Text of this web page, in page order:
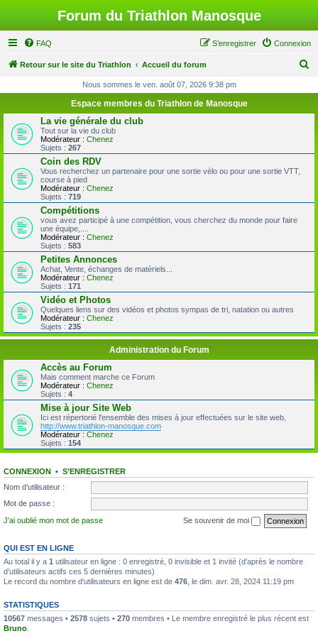
Forum du Triathlon Manosque
FAQ Connexion
S’enregistrer
Retour sur le site du Triathlon Accueil du forum
h
Nous sommes le ven. août 07, 2026 9:38 pm
Espace membres du Triathlon de Manosque
La vie générale du club
Tout sur la vie du club
Modérateur : Chenez
Sujets : 267
Coin des RDV
Vous recherchez un partenaire pour une sortie vélo ou pour une sortie VTT,
course à pied
Modérateur : Chenez
Sujets : 719
Compétitions
vous avez participé à une compétition, vous cherchez du monde pour faire
une équipe,....
Modérateur : Chenez
Sujets : 583
Petites Annonces
Achat, Vente, échanges de matériels...
Modérateur : Chenez
Sujets : 171
Vidéo et Photos
Quelques liens sur des vidéos et photos sympas de tri, natation ou autres
Modérateur : Chenez
Sujets : 235
Administration du Forum
Accès au Forum
Mais comment marche ce Forum
Modérateur : Chenez
Sujets : 4
Mise à jour Site Web
Ici est répertorié l'ensemble des mises à jour effectuées sur le site web,
http://www.triathlon-manosque.com
Modérateur : Chenez
Sujets : 154
CONNEXION • S’ENREGISTRER
Nom d’utilisateur :
Mot de passe :
J’ai oublié mon mot de passe
Se souvenir de moi
QUI EST EN LIGNE
Au total il y a 1 utilisateur en ligne : 0 enregistré, 0 invisible et 1 invité (d’après le nombre
d’utilisateurs actifs ces 5 dernières minutes)
Le record du nombre d’utilisateurs en ligne est de 476 , le dim. avr. 28, 2024 11:19 pm
STATISTIQUES
10567 messages • 2578 sujets • 270 membres • Le membre enregistré le plus récent est
Bruno